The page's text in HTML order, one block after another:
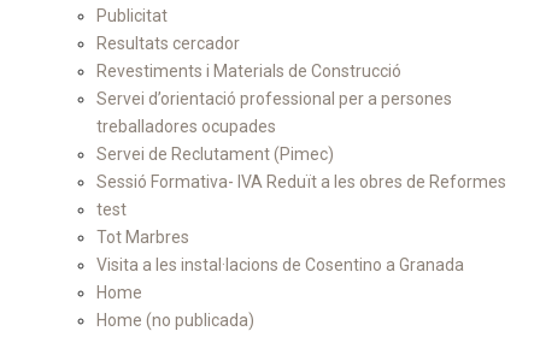
Publicitat
Resultats cercador
Revestiments i Materials de Construcció
Servei d’orientació professional per a persones
treballadores ocupades
Servei de Reclutament (Pimec)
Sessió Formativa- IVA Reduït a les obres de Reformes
test
Tot Marbres
Visita a les instal·lacions de Cosentino a Granada
Home
Home (no publicada)